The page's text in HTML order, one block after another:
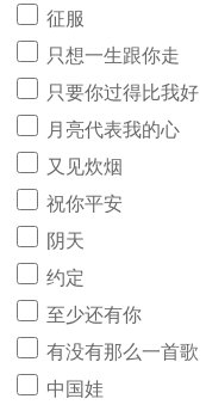
征服
只想一生跟你走
只要你过得比我好
月亮代表我的心
又见炊烟
祝你平安
阴天
约定
至少还有你
有没有那么一首歌
中国娃